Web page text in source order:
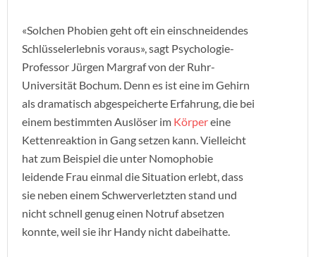
«Solchen Phobien geht oft ein einschneidendes
Schlüsselerlebnis voraus», sagt Psychologie-
Professor Jürgen Margraf von der Ruhr-
Universität Bochum. Denn es ist eine im Gehirn
als dramatisch abgespeicherte Erfahrung, die bei
einem bestimmten Auslöser im Körpereine
Kettenreaktion in Gang setzen kann. Vielleicht
hat zum Beispiel die unter Nomophobie
leidende Frau einmal die Situation erlebt, dass
sie neben einem Schwerverletzten stand und
nicht schnell genug einen Notruf absetzen
konnte, weil sie ihr Handy nicht dabeihatte.